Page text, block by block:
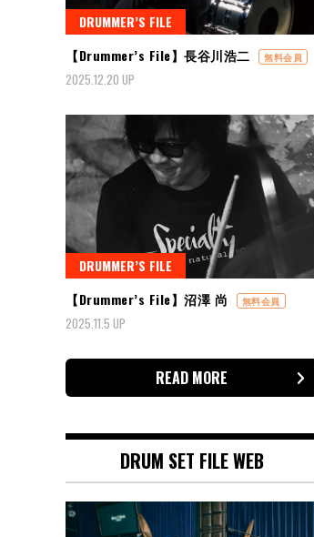
DRUMMER’S FILE
【Drummer’s File】長谷川浩二
無料会員
2025.12.20 UP
DRUMMER’S FILE
【Drummer’s File】沼澤 尚
無料会員
2025.11.5 UP
READ MORE
DRUM SET FILE WEB